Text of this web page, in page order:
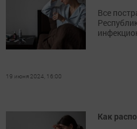
Все
19 июня 2024, 16:00
Как